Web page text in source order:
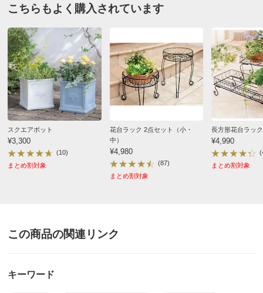
神奈川県
白が，欲しかったので一つ減らしましたが，機能として
は縁がない分鉢のサイズにこだわらず置くことができま
す。これから野口暑い夏に向けて風通し良くして、植物
を枯らさないようにできたらと思います。
2025/06/13
愛知県
こちらもよく購入されています
スクエアポット
¥3,300
(10)
まとめ割対象
花台ラック 2点セット（小・
中）
¥4,980
(87)
まとめ割対象
長方形花台ラッ
¥4,990
まとめ割対象
この商品の関連リンク
キーワード